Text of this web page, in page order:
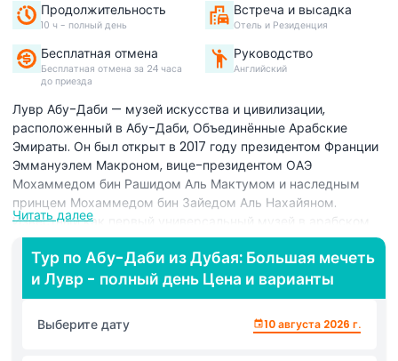
Продолжительность
10 ч - полный день
Встреча и высадка
Отель и Резиденция
Бесплатная отмена
Бесплатная отмена за 24 часа
до приезда
Руководство
Английский
Лувр Абу-Даби — музей искусства и цивилизации,
расположенный в Абу-Даби, Объединённые Арабские
Эмираты. Он был открыт в 2017 году президентом Франции
Эммануэлем Макроном, вице-президентом ОАЭ
Мохаммедом бин Рашидом Аль Мактумом и наследным
принцем Мохаммедом бин Зайедом Аль Нахайяном.
Известный как первый универсальный музей в арабском
мире, он символизирует культурную открытость и
единство. Расположенный в культурном районе Саадият, он
является одним из ведущих культурных учреждений
региона. В музее представлены произведения
исторической, культурной и социологической ценности от
древних цивилизаций до современности. Проект
Читать далее
Тур по Абу-Даби из Дубая: Большая мечеть
и Лувр - полный день Цена и варианты
Выберите дату 10 августа 2026 г.